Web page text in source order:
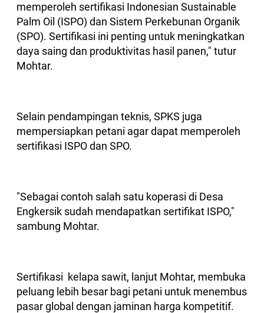
memperoleh sertifikasi Indonesian Sustainable
Palm Oil (ISPO) dan Sistem Perkebunan Organik
(SPO). Sertifikasi ini penting untuk meningkatkan
daya saing dan produktivitas hasil panen," tutur
Mohtar.
Selain pendampingan teknis, SPKS juga
mempersiapkan petani agar dapat memperoleh
sertifikasi ISPO dan SPO.
"Sebagai contoh salah satu koperasi di Desa
Engkersik sudah mendapatkan sertifikat ISPO,"
sambung Mohtar.
Sertifikasi kelapa sawit, lanjut Mohtar, membuka
peluang lebih besar bagi petani untuk menembus
pasar global dengan jaminan harga kompetitif.